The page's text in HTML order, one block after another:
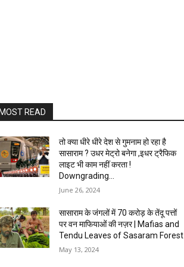
READ
तो क्या धीरे धीरे देश से गुमनाम हो रहा है
सासाराम ? उधर मेट्रो बनेगा ,इधर ट्रैफिक
लाइट भी काम नहीं करता !
Downgrading...
June 26, 2024
सासाराम के जंगलों में 70 करोड़ के तेंदू पत्तों
पर वन माफियाओं की नज़र | Mafias and
Tendu Leaves of Sasaram Forest
May 13, 2024